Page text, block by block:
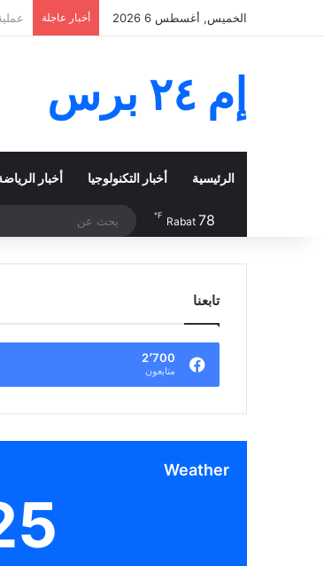
الخميس, أغسطس 6 2026 أخبار عاجلة
إم ٢٤ برس
الرئيسية أخبار التكنولوجيا أخبار
Rabat 78
℉
تابعنا
2٬700
متابعون
Weather